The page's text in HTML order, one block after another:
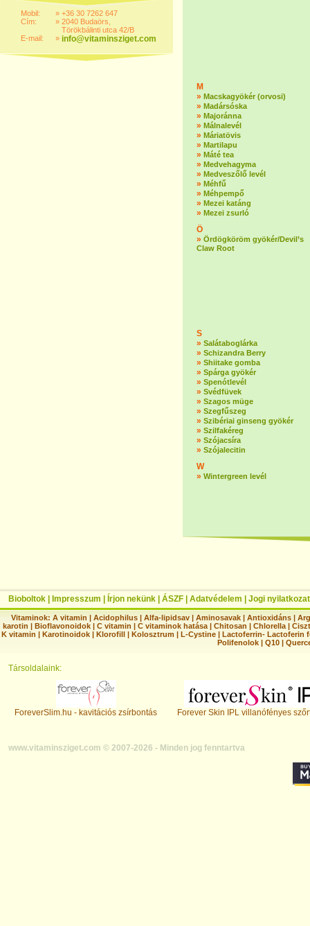
Mobil:
Cím:
E-mail:
»
»
»
+36 30 7262 647
2040 Budaörs,
Törökbálinti utca 42/B
info@vitaminsziget.com
M
» Macskagyökér (orvosi)
» Madársóska
» Majoránna
» Málnalevél
» Máriatövis
» Martilapu
» Máté tea
» Medvehagyma
» Medveszőlő levél
» Méhfű
» Méhpempő
» Mezei katáng
» Mezei zsurló
Ö
» Ördögköröm gyökér/Devil’s
Claw Root
S
» Salátaboglárka
» Schizandra Berry
» Shiitake gomba
» Spárga gyökér
» Spenótlevél
» Svédfüvek
» Szagos müge
» Szegfűszeg
» Szibériai ginseng gyökér
» Szilfakéreg
» Szójacsíra
» Szójalecitin
W
» Wintergreen levél
Bioboltok Impresszum Írjon nekünk ÁSZF Adatvédelem Jogi nyilatkozat
Vitaminok: A vitamin |Acidophilus |Alfa-lipidsav |Aminosavak |Antioxidáns |
karotin | Bioflavonoidok | C vitamin | C vitaminok hatása | Chitosan | Chlorella |
K vitamin | Karotinoidok | Klorofill | Kolosztrum | L-Cystine | Lactoferrin- Lactoferin
Polifenolok |Q10 |
Társoldalaink:
ForeverSlim.hu - kavitációs zsírbontás Forever Skin IPL villanófényes
www.vitaminsziget.com © 2007-2026 - Minden jog fenntartva